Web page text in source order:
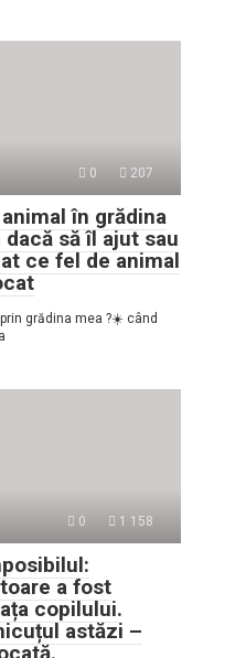
0 207
în grădina
să îl ajut sau
ce fel de animal
grădina mea ?☀️ când
0 1 158
a fost
copilului.
astăzi –